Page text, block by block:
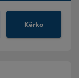
Kërko